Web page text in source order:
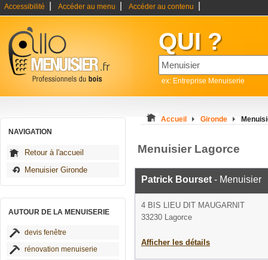
Accessibilité Accéder au menu Accéder au contenu
QUI ?
ex: Entreprise Menuiserie
NAVIGATION
Retour à l'accueil
Menuisier Gironde
AUTOUR DE LA MENUISERIE
devis fenêtre
rénovation menuiserie
Accueil Gironde
Menuisier Lagorce
Patrick Bourset - Menuisier
4 BIS LIEU DIT MAUGARNIT
33230 Lagorce
Afficher les détails